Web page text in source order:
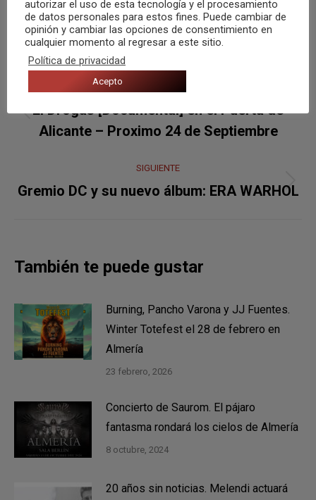
Navegación
publicaciones
Publicación
anterior:
El Drogas [Documental] en el Puerta de
Alicante – Proximo 24 de Septiembre
SIGUIENTE
Publicación
Gremio DC y su nuevo álbum: ERA WARHOL
También te puede gustar
Burning, Pancho Varona y JJ Fuentes.
Winter Totefest el 28 de febrero en
Almería
23 febrero, 2026
Concierto de Saurom. El pájaro
fantasma rondará los cielos de Almería
8 octubre, 2024
20 años sin noticias. Melendi actuará
autorizar el uso de esta tecnología y el procesamiento
de datos personales para estos fines. Puede cambiar de
opinión y cambiar las opciones de consentimiento en
cualquier momento al regresar a este sitio.
Política de privacidad
Acepto